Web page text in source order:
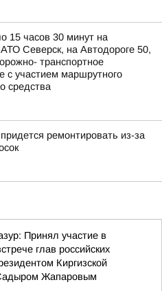
15 часов 30 минут на
Северск, на Автодороге 50,
транспортное
с участием маршрутного
средства
ремонтировать из-за
Принял участие в
глав российских
Киргизской
Жапаровым